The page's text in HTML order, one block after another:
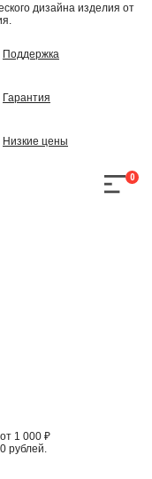
дизайна изделия от
Поддержка
Гарантия
Низкие цены
0
1 000 ₽
рублей.